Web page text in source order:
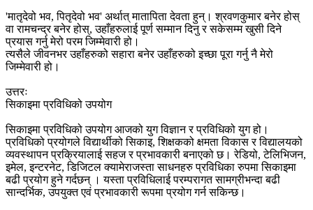
'मातृदेवो भव, पितृदेवो भव' अर्थात् मातापिता देवता हुन्। श्रवणकुमार बनेर होस्
वा रामचन्द्र बनेर होस्, उहाँहरुलाई पूर्ण सम्मान दिनु र सकेसम्म खुसी दिने
प्रयास गर्नु मेरो परम जिम्मेवारी हो।
त्यसैले जीवनभर उहाँहरुको सहारा बनेर उहाँहरुको इच्छा पूरा गर्नु नै मेरो
जिम्मेवारी हो।
उत्तरः
सिकाइमा प्रविधिको उपयोग
सिकाइमा प्रविधिको उपयोग आजको युग विज्ञान र प्रविधिको युग हो।
प्रविधिको प्रयोगले विद्यार्थीको सिकाइ, शिक्षकको क्षमता विकास र विद्यालयको
व्यवस्थापन प्रक्रियालाई सहज र प्रभावकारी बनाएको छ। रेडियो, टेलिभिजन,
इमेल, इन्टरनेट, डिजिटल क्यामेराजस्ता साधनहरु प्रविधिका रुपमा सिकाइमा
बढी प्रयोग हुने गर्दछन् । यस्ता प्रविधिलाई परम्परागत सामग्रीभन्दा बढी
सान्दर्भिक, उपयुक्त एवं प्रभावकारी रूपमा प्रयोग गर्न सकिन्छ।